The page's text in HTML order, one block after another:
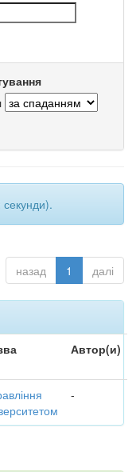
секунди).
назад 1 далі
Автор(и)
-